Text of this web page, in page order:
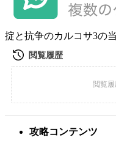
掟と抗争のカルコサ3の
攻略コンテンツ